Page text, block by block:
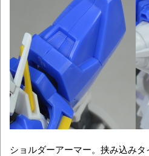
ショルダーアーマー。挟み込み